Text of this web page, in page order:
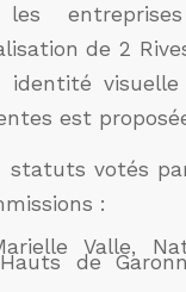
les
de 2
est
votés
:
Valle,
de